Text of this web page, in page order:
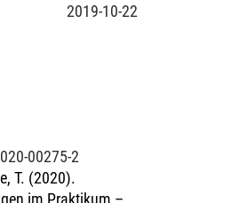
2019-10-22
00275-2
T. (2020).
im Praktikum –